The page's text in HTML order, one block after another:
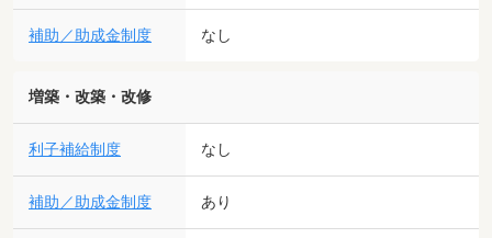
補助／助成金制度 なし
増築・改築・改修
利子補給制度 なし
補助／助成金制度 あり